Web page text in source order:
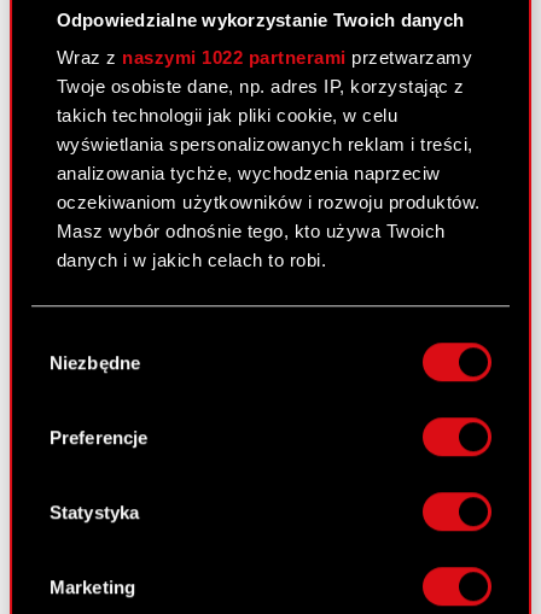
Odpowiedzialne wykorzystanie Twoich danych
Wraz z naszymi 1022 partnerami przetwarzamy
Twoje osobiste dane, np. adres IP, korzystając z
takich technologii jak pliki cookie, w celu
wyświetlania spersonalizowanych reklam i treści,
analizowania tychże, wychodzenia naprzeciw
oczekiwaniom użytkowników i rozwoju produktów.
Masz wybór odnośnie tego, kto używa Twoich
danych i w jakich celach to robi.
lokalizacji geograficznej z dokładnością nawet
Identyfikować Twoje urządzenie, aktywnie
analizując charakteryzującego je zbiory
palca)
osobiste dane są przetwarzane oraz ustaw własne
preferencje w
. W Deklaracji
zgody
Niezbędne
Preferencje
Statystyka
Marketing
Produkty
Cyberpunk 2077: Widmo Wolności
Cyberpunk 2077
Wiedźmin 3: Dziki Gon
Wiedźmin 2: Zabójcy Królów
Wiedźmin
GWINT: Wiedźmińska Gra Karciana
Kontakt
ul. Jagiellońska 74
+48 22